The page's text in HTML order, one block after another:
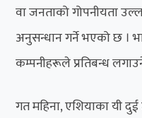
वा जनताको गोपनीयता
अनुसन्धान गर्ने भएको छ ।
कम्पनीहरूले प्रतिबन्ध
गत महिना, एशियाका यी